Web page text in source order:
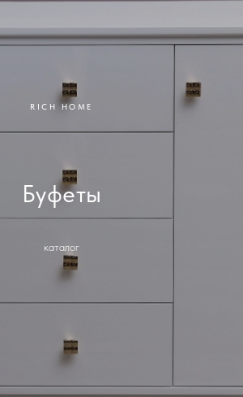
RICH HOME
Буфеты
каталог